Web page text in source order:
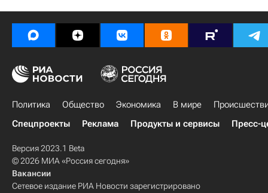
Елисаветинско-Сергиевское просветительское общество
Российская академия наук
Императорское православное палестинское общество
Политика Общество Экономика В мире
Спецпроекты
Реклама Продукты и сервисы Пресс-
Версия 2023.1 Beta
© 2026 МИА «Россия сегодня»
Вакансии
Сетевое издание РИА Новости зарегистрировано